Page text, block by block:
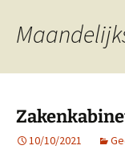
inhoud
10/10/2021